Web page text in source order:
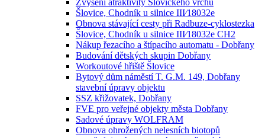
Zvýšení atraktivity Šlovického vrchu
Šlovice, Chodník u silnice III⁄18032e
Obnova stávající cesty při Radbuze-cyklostezka
Šlovice, Chodník u silnice III⁄18032e CH2
Nákup řezacího a štípacího automatu - Dobřany
Budování dětských skupin Dobřany
Workoutové hřiště Šlovice
Bytový dům náměstí T. G.M. 149, Dobřany
stavební úpravy objektu
SSZ křižovatek, Dobřany
FVE pro veřejné objekty města Dobřany
Sadové úpravy WOLFRAM
Obnova ohrožených nelesních biotopů